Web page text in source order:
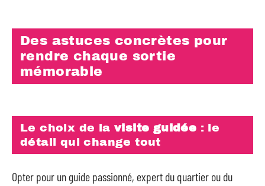
Des astuces concrètes pour
rendre chaque sortie
mémorable
Le choix de la visite guidée : le
détail qui change tout
Opter pour un guide passionné, expert du quartier ou du